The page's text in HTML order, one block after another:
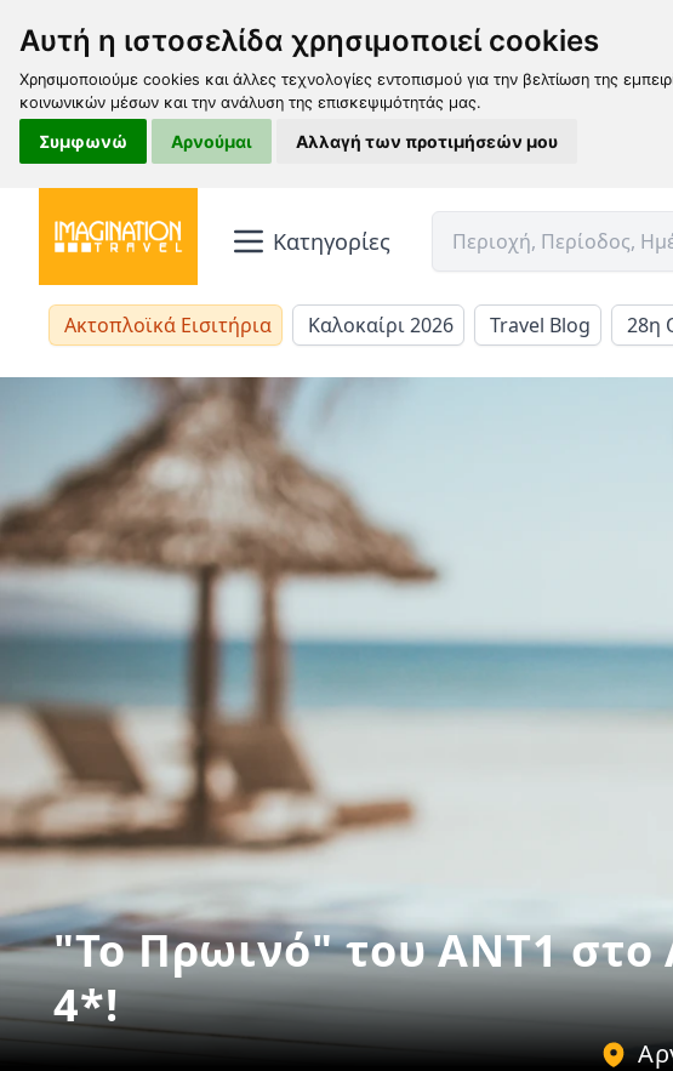
Αυτή η ιστοσελίδα χρησιμοποιεί cookies
Χρησιμοποιούμε cookies και άλλες τεχνολογίες εντοπισμού για την βελτίωση της
κοινωνικών μέσων και την ανάλυση της επισκεψιμότητάς μας.
Συμφωνώ Αρνούμαι Αλλαγή των προτιμήσεών μου
Κατηγορίες
Ακτοπλοϊκά Εισιτήρια Καλοκαίρι 2026 Travel Blog 28η
"Το Πρωινό" του ANT1
4*!